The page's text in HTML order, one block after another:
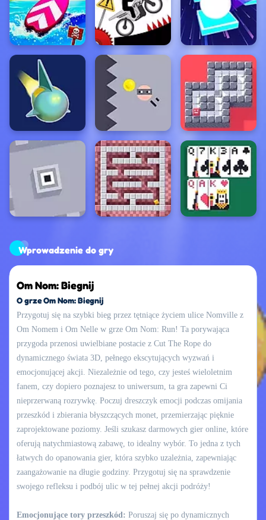
Wprowadzenie do gry
Om Nom: Biegnij
O grze Om Nom: Biegnij
Przygotuj się na szybki bieg przez tętniące życiem ulice Nomville z
Om Nomem i Om Nelle w grze Om Nom: Run! Ta porywająca
przygoda przenosi uwielbiane postacie z Cut The Rope do
dynamicznego świata 3D, pełnego ekscytujących wyzwań i
emocjonującej akcji. Niezależnie od tego, czy jesteś wieloletnim
fanem, czy dopiero poznajesz to uniwersum, ta gra zapewni Ci
nieprzerwaną rozrywkę. Poczuj dreszczyk emocji podczas omijania
przeszkód i zbierania błyszczących monet, przemierzając pięknie
zaprojektowane poziomy. Jeśli szukasz darmowych gier online, które
oferują natychmiastową zabawę, to idealny wybór. To jedna z tych
łatwych do opanowania gier, która szybko uzależnia, zapewniając
zaangażowanie na długie godziny. Przygotuj się na sprawdzenie
swojego refleksu i podbój ulic w tej pełnej akcji podróży!
Emocjonujące tory przeszkód: Poruszaj się po dynamicznych